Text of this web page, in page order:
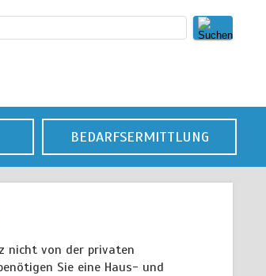
BEDARFSERMITTLUNG
nicht von der privaten
Sie eine Haus- und